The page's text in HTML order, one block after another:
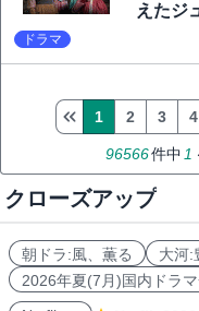
えたジ
ドラマ
96566件中1
1 2 3 4
クローズアップ
朝ドラ:風、薫る 大河:
2026年夏(7月)国内ドラ